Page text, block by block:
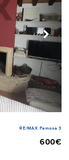
RE/MAX Famosa 3
600€